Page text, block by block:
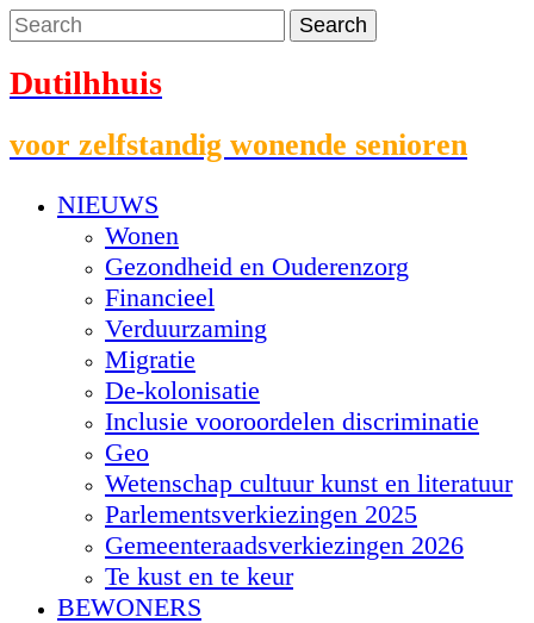
Dutilhhuis
voor zelfstandig wonende senioren
NIEUWS
Wonen
Gezondheid en Ouderenzorg
Financieel
Verduurzaming
Migratie
De-kolonisatie
Inclusie vooroordelen discriminatie
Geo
Wetenschap cultuur kunst en literatuur
Parlementsverkiezingen 2025
Gemeenteraadsverkiezingen 2026
Te kust en te keur
BEWONERS